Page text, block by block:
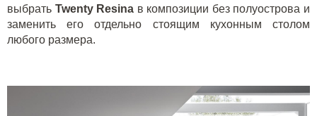
выбрать Twenty Resina в композиции без полуострова и
заменить его отдельно стоящим кухонным столом
любого размера.